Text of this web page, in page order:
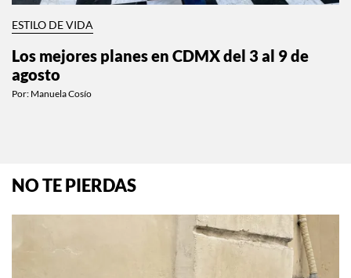
ESTILO DE VIDA
Los mejores planes en CDMX del 3 al 9 de
agosto
Por: Manuela Cosío
NO TE PIERDAS